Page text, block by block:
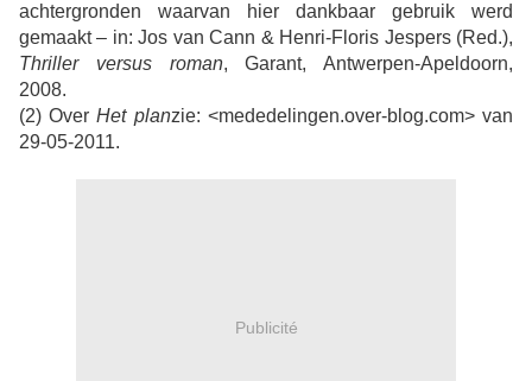
achtergronden waarvan hier dankbaar gebruik werd
gemaakt – in: Jos van Cann & Henri-Floris Jespers (Red.),
Thriller versus roman, Garant, Antwerpen-Apeldoorn,
2008.
(2) Over Het planzie: <mededelingen.over-blog.com> van
29-05-2011.
Publicité